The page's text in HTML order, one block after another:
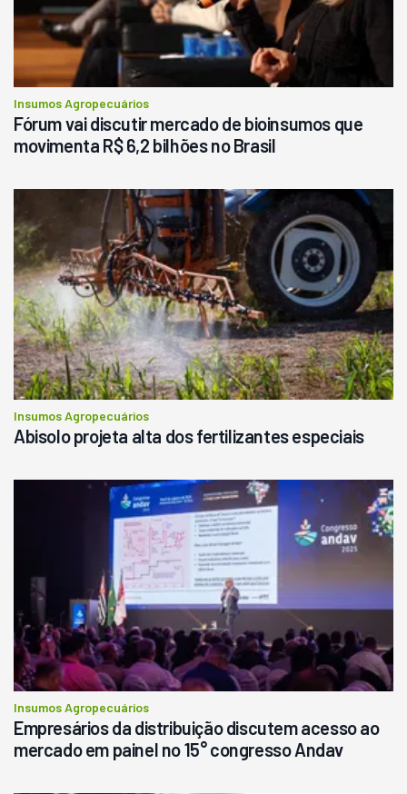
R$ 145.000
Consultar
Insumos Agropecuários
Fórum vai discutir mercado de bioinsumos que
movimenta R$ 6,2 bilhões no Brasil
Insumos Agropecuários
Abisolo projeta alta dos fertilizantes especiais
Insumos Agropecuários
Empresários da distribuição discutem acesso ao
mercado em painel no 15° congresso Andav